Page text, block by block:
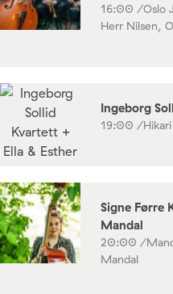
16:00 /Oslo
Herr Nilsen,
Ingeborg
19:00 /
Signe Førre
Mandal
20:00 /
Mandal